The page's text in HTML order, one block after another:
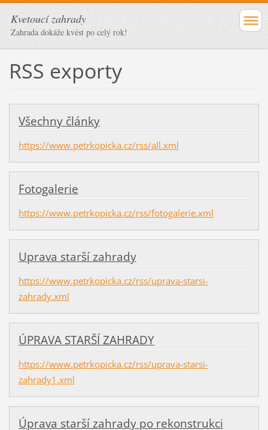
Kvetoucí zahrady
Zahrada dokáže kvést po celý rok!
RSS exporty
Všechny články
https://www.petrkopicka.cz/rss/all.xml
Fotogalerie
https://www.petrkopicka.cz/rss/fotogalerie.xml
Uprava starší zahrady
https://www.petrkopicka.cz/rss/uprava-starsi-
zahrady.xml
ÚPRAVA STARŠÍ ZAHRADY
https://www.petrkopicka.cz/rss/uprava-starsi-
zahrady1.xml
Úprava starší zahrady po rekonstrukci